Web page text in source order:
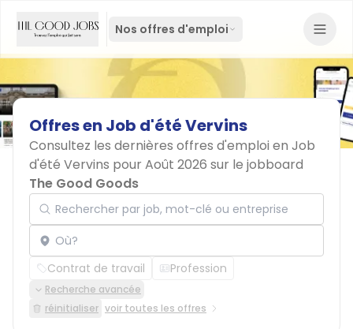
Nos offres d'emploi
Offresen Job d'étéVervins
Consultez les dernières offres d'emploi en Job
d'été Vervins pour Août 2026 sur le jobboard
The Good Goods
Rechercher par job, mot-clé ou entreprise
Localisation
Contrat de travail Profession
Recherche avancée
réinitialiser voir toutes les offres